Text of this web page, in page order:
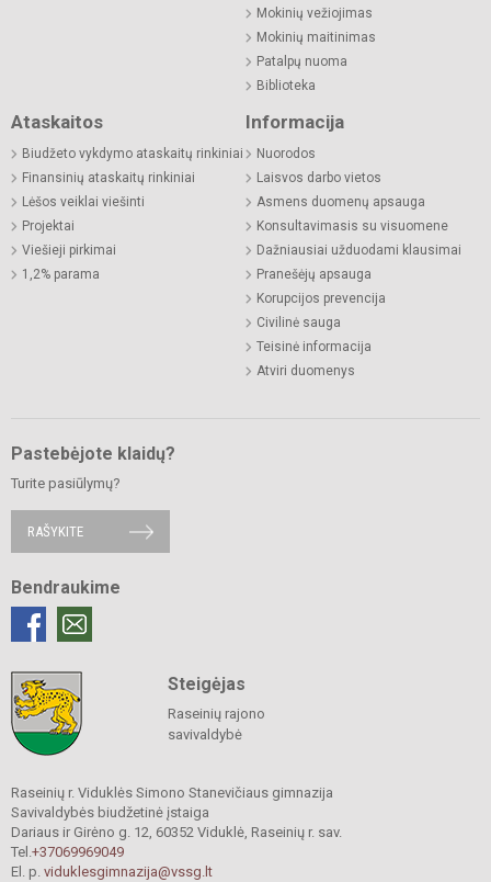
Mokinių vežiojimas
Mokinių maitinimas
Patalpų nuoma
Biblioteka
Ataskaitos
Biudžeto vykdymo ataskaitų rinkiniai
Finansinių ataskaitų rinkiniai
Lėšos veiklai viešinti
Projektai
Viešieji pirkimai
1,2% parama
Informacija
Nuorodos
Laisvos darbo vietos
Asmens duomenų apsauga
Konsultavimasis su visuomene
Dažniausiai užduodami klausimai
Pranešėjų apsauga
Korupcijos prevencija
Civilinė sauga
Teisinė informacija
Atviri duomenys
Pastebėjote klaidų?
Turite pasiūlymų?
RAŠYKITE
Bendraukime
Steigėjas
Raseinių rajono
savivaldybė
Raseinių r. Viduklės Simono Stanevičiaus gimnazija
Savivaldybės biudžetinė įstaiga
Dariaus ir Girėno g. 12, 60352 Viduklė, Raseinių r. sav.
Tel.+37069969049
El. p. viduklesgimnazija@vssg.lt